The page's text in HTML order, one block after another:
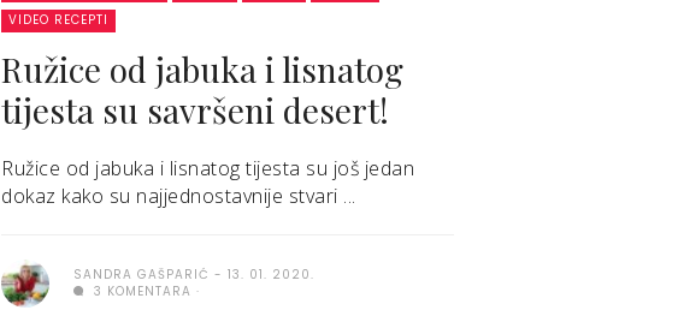
VIDEO RECEPTI
Ružice od jabuka i lisnatog
tijesta su savršeni desert!
Ružice od jabuka i lisnatog tijesta su još jedan
dokaz kako su najjednostavnije stvari ...
SANDRA GAŠPARIĆ
13. 01. 2020.
3 KOMENTARA